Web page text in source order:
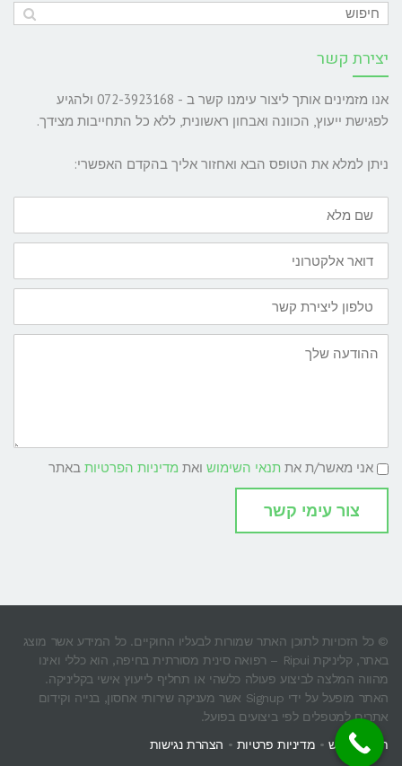
יצירת קשר
אנו מזמינים אותך ליצור עימנו קשר ב - 072-3923168 ולהגיע
לפגישת ייעוץ, הכוונה ואבחון ראשונית, ללא כל התחייבות מצידך.
ניתן למלא את הטופס הבא ואחזור אליך בהקדם האפשרי:
שם
מלא
דואר
אלקטרוני
טלפון
ליצירת
קשר
ההודעה
שלך
תנאי
שימוש
ומדיניות
פרטיות
אני מאשר/ת את תנאי השימוש ואת מדיניות הפרטיות באתר
צור עימי קשר
© כל הזכויות לתוכן האתר שמורות לבעליו החוקיים. כל המידע אשר מוצג
באתר, קליניקת Ripui – רפואה סינית מסורתית בחיפה, הוא כללי ואינו
מהווה המלצה לביצוע פעולה כלשהי או תחליף לייעוץ אישי בקליניקה.
האתר מופעל על ידי Signup אשר מעניקה שירותי אחסון, בנייה וקידום
אתרים למטפלים לפי ביצועים בפועל.
תנאי שימוש • מדיניות פרטיות • הצהרת נגישות